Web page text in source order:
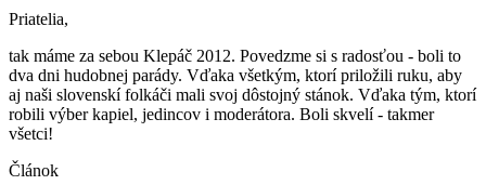
Priatelia,
tak máme za sebou Klepáč 2012. Povedzme si s radosťou - boli to
dva dni hudobnej parády. Vďaka všetkým, ktorí priložili ruku, aby
aj naši slovenskí folkáči mali svoj dôstojný stánok. Vďaka tým, ktorí
robili výber kapiel, jedincov i moderátora. Boli skvelí - takmer
všetci!
Článok